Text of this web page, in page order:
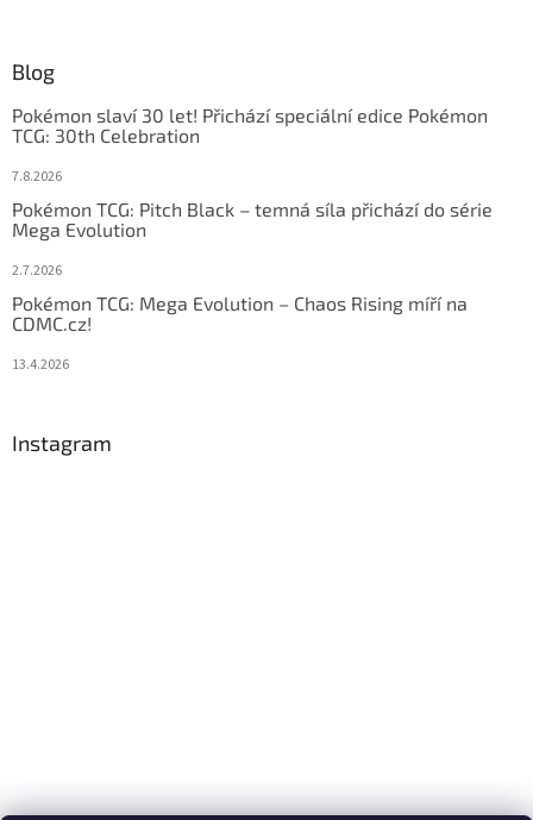
Blog
Pokémon slaví 30 let! Přichází speciální edice Pokémon
TCG: 30th Celebration
7.8.2026
Pokémon TCG: Pitch Black – temná síla přichází do série
Mega Evolution
2.7.2026
Pokémon TCG: Mega Evolution – Chaos Rising míří na
CDMC.cz!
13.4.2026
Instagram